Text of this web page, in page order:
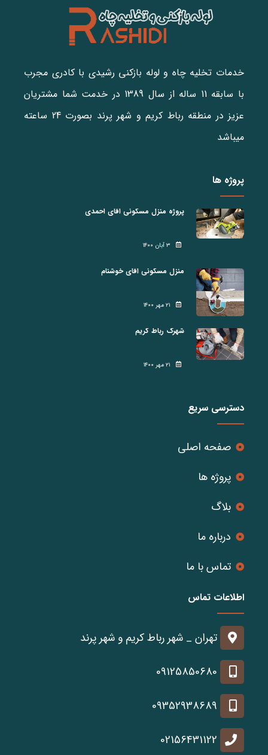
خدمات تخلیه چاه و لوله بازکنی رشیدی با کادری مجرب
با سابقه 11 ساله از سال 1389 در خدمت شما مشتریان
عزیز در منطقه رباط کریم و شهر پرند بصورت 24 ساعته
میباشد
پروژه ها
پروژه منزل مسکونی اقای احمدی
۳ آبان ۱۴۰۰
منزل مسکونی اقای خوشنام
۲۱ مهر ۱۴۰۰
شهرک رباط کریم
۲۱ مهر ۱۴۰۰
دسترسی سریع
صفحه اصلی
پروژه ها
بلاگ
درباره ما
تماس با ما
اطلاعات تماس
تهران _ شهر رباط کریم و شهر پرند
09125850680
09352938689
02156431122